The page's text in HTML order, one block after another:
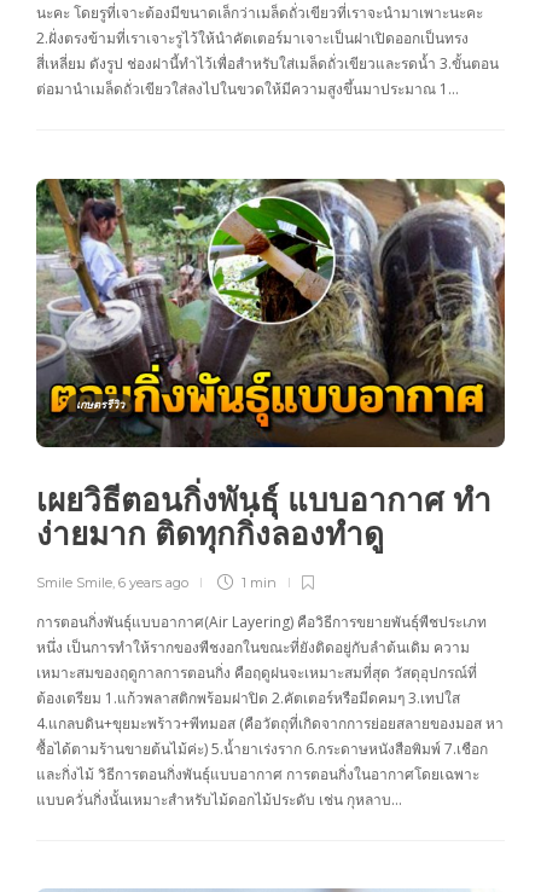
นะคะ โดยรูที่เจาะต้องมีขนาดเล็กว่าเมล็ดถั่วเขียวที่เราจะนำมาเพาะนะคะ
2.ฝั่งตรงข้ามที่เราเจาะรูไว้ให้นำคัตเตอร์มาเจาะเป็นฝาเปิดออกเป็นทรง
สี่เหลี่ยม ดังรูป ช่องฝานี้ทำไว้เพื่อสำหรับใส่เมล็ดถั่วเขียวและรดน้ำ 3.ขั้นตอน
ต่อมานำเมล็ดถั่วเขียวใส่ลงไปในขวดให้มีความสูงขึ้นมาประมาณ 1…
เกษตรรีวิว
เผยวิธีตอนกิ่งพันธุ์ แบบอากาศ ทำ
ง่ายมาก ติดทุกกิ่งลองทำดู
Smile Smile 6 years ago 1 min
การตอนกิ่งพันธุ์แบบอากาศ(Air Layering) คือวิธีการขยายพันธุ์พืชประเภท
หนึ่ง เป็นการทำให้รากของพืชงอกในขณะที่ยังติดอยู่กับลำต้นเดิม ความ
เหมาะสมของฤดูกาลการตอนกิ่ง คือฤดูฝนจะเหมาะสมที่สุด วัสดุอุปกรณ์ที่
ต้องเตรียม 1.แก้วพลาสติกพร้อมฝาปิด 2.คัตเตอร์หรือมีดคมๆ 3.เทปใส
4.แกลบดิน+ขุยมะพร้าว+พีทมอส (คือวัตถุที่เกิดจากการย่อยสลายของมอส หา
ซื้อได้ตามร้านขายต้นไม้ค่ะ) 5.น้ำยาเร่งราก 6.กระดาษหนังสือพิมพ์ 7.เชือก
และกิ่งไม้ วิธีการตอนกิ่งพันธุ์แบบอากาศ การตอนกิ่งในอากาศโดยเฉพาะ
แบบควั่นกิ่งนั้นเหมาะสำหรับไม้ดอกไม้ประดับ เช่น กุหลาบ…